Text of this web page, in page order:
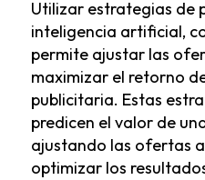
Utilizar estrategias de
inteligencia artificial,
permite ajustar las
maximizar el retorno
publicitaria. Estas
predicen el valor de
ajustando las ofertas
optimizar los